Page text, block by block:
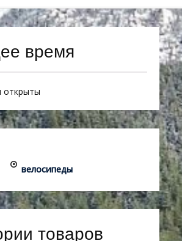
время
велосипеды
товаров